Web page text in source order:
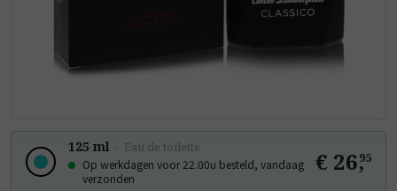
125 ml - Eau de toilette
Op werkdagen voor 22.00u besteld, vandaag
verzonden
€ 26,
95